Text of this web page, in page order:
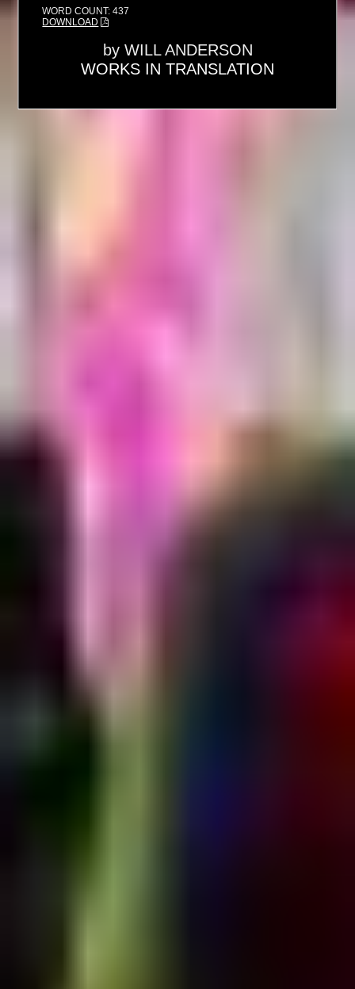
WORD COUNT: 437
DOWNLOAD
by WILL ANDERSON
WORKS IN TRANSLATION